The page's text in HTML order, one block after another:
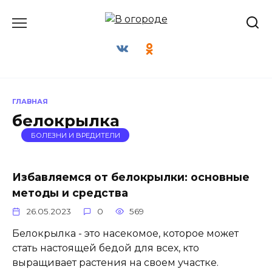
ГЛАВНАЯ
белокрылка
БОЛЕЗНИ И ВРЕДИТЕЛИ
Избавляемся от белокрылки: основные
методы и средства
26.05.2023 0 569
Белокрылка - это насекомое, которое может
стать настоящей бедой для всех, кто
выращивает растения на своем участке.